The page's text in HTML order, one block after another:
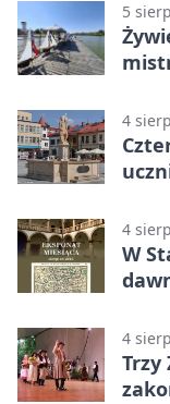
5
4
4
W
4
Trzy